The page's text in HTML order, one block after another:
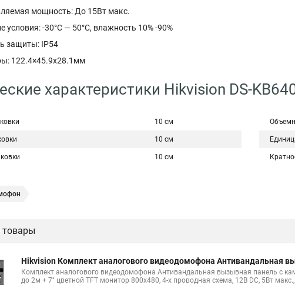
мощность: До 15Вт макс.
условия: -30°С — 50°С, влажность 10% -90%
защиты: IP54
122.4×45.9x28.1мм
характеристики Hikvision DS-
10 см
10 см
10 см
Hikvision Комплект аналогового видеодомофона Антивандальная
Комплект аналогового видеодомофона Антивандальная вызывная панель с
до 2м + 7" цветной TFT монитор 800х480, 4-х проводная схема, 12В DC, 5Вт